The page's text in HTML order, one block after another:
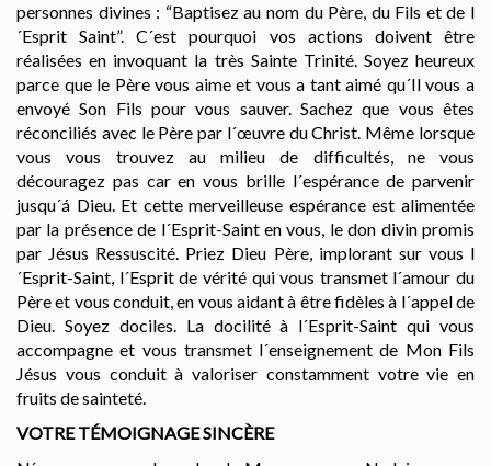
personnes divines : “Baptisez au nom du Père, du Fils et de l
´Esprit Saint”. C´est pourquoi vos actions doivent être
réalisées en invoquant la très Sainte Trinité. Soyez heureux
parce que le Père vous aime et vous a tant aimé qu´Il vous a
envoyé Son Fils pour vous sauver. Sachez que vous êtes
réconciliés avec le Père par l´œuvre du Christ. Même lorsque
vous vous trouvez au milieu de difficultés, ne vous
découragez pas car en vous brille l´espérance de parvenir
jusqu´á Dieu. Et cette merveilleuse espérance est alimentée
par la présence de l´Esprit-Saint en vous, le don divin promis
par Jésus Ressuscité. Priez Dieu Père, implorant sur vous l
´Esprit-Saint, l´Esprit de vérité qui vous transmet l´amour du
Père et vous conduit, en vous aidant à être fidèles à l´appel de
Dieu. Soyez dociles. La docilité à l´Esprit-Saint qui vous
accompagne et vous transmet l´enseignement de Mon Fils
Jésus vous conduit à valoriser constamment votre vie en
fruits de sainteté.
VOTRE TÉMOIGNAGE SINCÈRE